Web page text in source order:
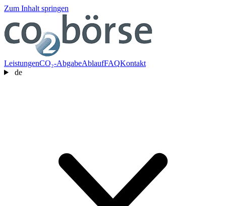
Zum Inhalt springen
LeistungenCO₂-AbgabeAblaufFAQKontakt
de